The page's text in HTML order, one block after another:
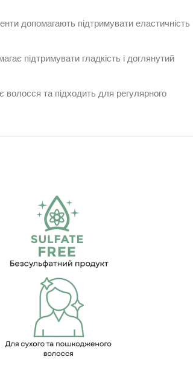
допомагають підтримувати еластичність
підтримувати гладкість і доглянутий
та підходить для регулярного